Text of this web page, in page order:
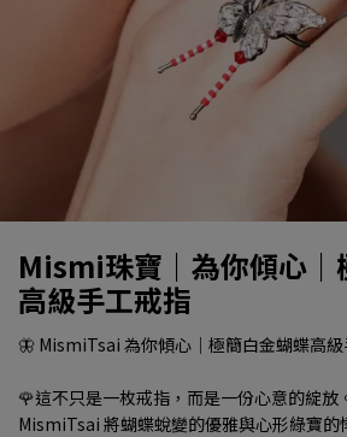
Mismi珠寶｜為你傾心｜
高級手工戒指
🦋 MismiTsai 為你傾心｜極簡白金蝴蝶高
🌹這不只是一枚戒指，而是一份心意的綻放
MismiTsai 將蝴蝶蛻變的優雅與心形綠寶的